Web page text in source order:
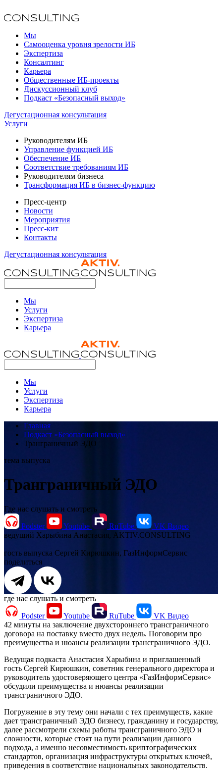
Мы
Самооценка уровня зрелости ИБ
Экспертиза
Консалтинг
Карьера
Общественные ИБ-проекты
Дискуссионный клуб
Подкаст «Безопасный выход»
Дегустационная консультация
Услуги
Руководителям ИБ
Управление функцией ИБ
Обеспечение ИБ
Соответствие требованиям ИБ
Руководителям бизнеса
Трансформация ИБ в бизнес-функцию
Пресс-центр
Новости
Мероприятия
Пресс-кит
Контакты
Дегустационная консультация
Мы
Услуги
Экспертиза
Карьера
Мы
Услуги
Экспертиза
Карьера
Главная
Подкаст «Безопасный выход»
Транграничный ЭДО
тема выпуска
Транграничный ЭДО
Где нас слушать и смотреть
Podster Youtube RuTube
VK Видео
ведущий Харыбина Анастасия, AKTIV.CONSULTING
гость выпуска Сергей Кирюшкин, ГазИнформСервис
поделиться
где нас слушать и смотреть
Podster Youtube RuTube
VK Видео
42 минуты на заключение двухстороннего трансграничного
договора на поставку вместо двух недель. Поговорим про
преимущества и нюансы реализации трансграничного ЭДО.
Ведущая подкаста Анастасия Харыбина и приглашенный
гость Сергей Кирюшкин, советник генерального директора и
руководитель удостоверяющего центра «ГазИнформСервис»
обсудили преимущества и нюансы реализации
трансграничного ЭДО.
Погружение в эту тему они начали с тех преимуществ, какие
дает трансграничный ЭДО бизнесу, гражданину и государству,
далее рассмотрели схемы работы трансграничного ЭДО и
сложности, которые стоят на пути реализации данного
подхода, а именно несовместимость криптографических
стандартов, организация инфраструктуры открытых ключей,
приведения в соответствие национальных законодательств.